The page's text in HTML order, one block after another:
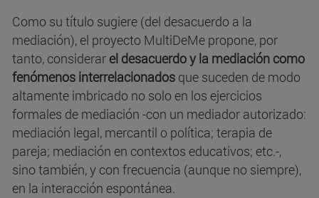
Como su título sugiere (del desacuerdo a la
mediación), el proyecto MultiDeMe propone, por
tanto, considerar el desacuerdo y la mediación como
fenómenos interrelacionados que suceden de modo
altamente imbricado no solo en los ejercicios
formales de mediación -con un mediador autorizado:
mediación legal, mercantil o política; terapia de
pareja; mediación en contextos educativos; etc.-,
sino también, y con frecuencia (aunque no siempre),
en la interacción espontánea.